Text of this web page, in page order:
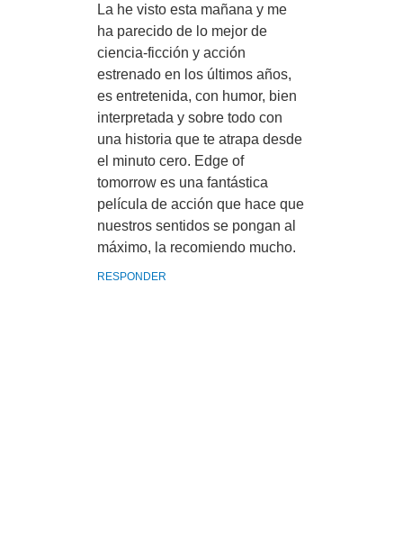
La he visto esta mañana y me
ha parecido de lo mejor de
ciencia-ficción y acción
estrenado en los últimos años,
es entretenida, con humor, bien
interpretada y sobre todo con
una historia que te atrapa desde
el minuto cero. Edge of
tomorrow es una fantástica
película de acción que hace que
nuestros sentidos se pongan al
máximo, la recomiendo mucho.
RESPONDER